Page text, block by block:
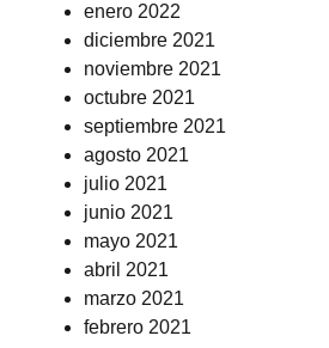
enero 2022
diciembre 2021
noviembre 2021
octubre 2021
septiembre 2021
agosto 2021
julio 2021
junio 2021
mayo 2021
abril 2021
marzo 2021
febrero 2021